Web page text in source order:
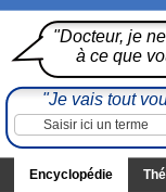
"Docteur, je
à ce que
"Je vais tout
Encyclopédie